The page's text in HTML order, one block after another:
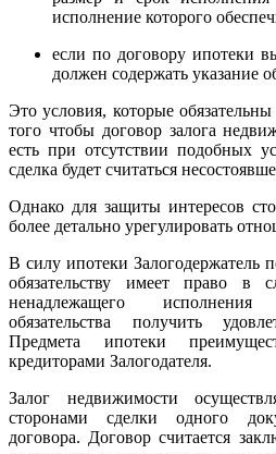
исполнение которого
если по договору ипотеки
должен содержать указание
Это условия, которые
того чтобы договор залога
есть при отсутствии подобных
сделка будет считаться
Однако для защиты интересов
более детально урегулировать
В силу ипотеки Залогодержатель
обязательству имеет право в
ненадлежащего
обязательства получить
Предмета ипотеки
кредиторами Залогодателя.
Залог недвижимости
сторонами сделки одного
договора. Договор считается